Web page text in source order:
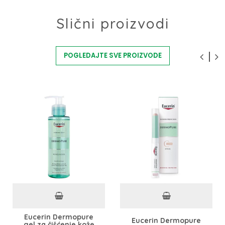
Slični proizvodi
POGLEDAJTE SVE PROIZVODE
Eucerin Dermopure
Eucerin Dermopure